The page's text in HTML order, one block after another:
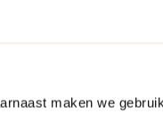
maken we